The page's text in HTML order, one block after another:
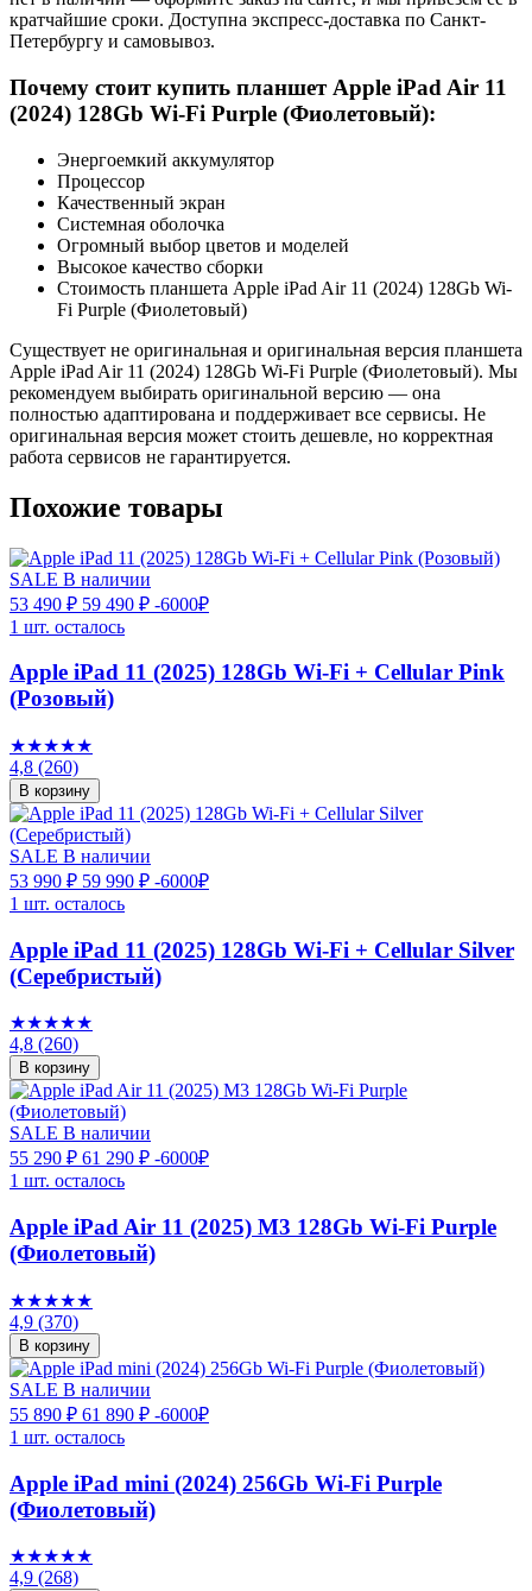
кратчайшие сроки. Доступна экспресс-доставка по Санкт-
Петербургу и самовывоз.
Почему стоит купить планшет Apple iPad Air 11
(2024) 128Gb Wi-Fi Purple (Фиолетовый):
Энергоемкий аккумулятор
Процессор
Качественный экран
Системная оболочка
Огромный выбор цветов и моделей
Высокое качество сборки
Стоимость планшета Apple iPad Air 11 (2024) 128Gb Wi-
Fi Purple (Фиолетовый)
Существует не оригинальная и оригинальная версия планшета
Apple iPad Air 11 (2024) 128Gb Wi-Fi Purple (Фиолетовый). Мы
рекомендуем выбирать оригинальной версию — она
полностью адаптирована и поддерживает все сервисы. Не
оригинальная версия может стоить дешевле, но корректная
работа сервисов не гарантируется.
Похожие товары
SALE В наличии
53 490 ₽ 59 490 ₽ -6000₽
1 шт. осталось
Apple iPad 11 (2025) 128Gb Wi-Fi + Cellular Pink
(Розовый)
★★★★★
4,8 (260)
В корзину
SALE В наличии
53 990 ₽ 59 990 ₽ -6000₽
1 шт. осталось
Apple iPad 11 (2025) 128Gb Wi-Fi + Cellular Silver
(Серебристый)
★★★★★
4,8 (260)
В корзину
SALE В наличии
55 290 ₽ 61 290 ₽ -6000₽
1 шт. осталось
Apple iPad Air 11 (2025) M3 128Gb Wi-Fi Purple
(Фиолетовый)
★★★★★
4,9 (370)
В корзину
SALE В наличии
55 890 ₽ 61 890 ₽ -6000₽
1 шт. осталось
Apple iPad mini (2024) 256Gb Wi-Fi Purple
(Фиолетовый)
★★★★★
4,9 (268)